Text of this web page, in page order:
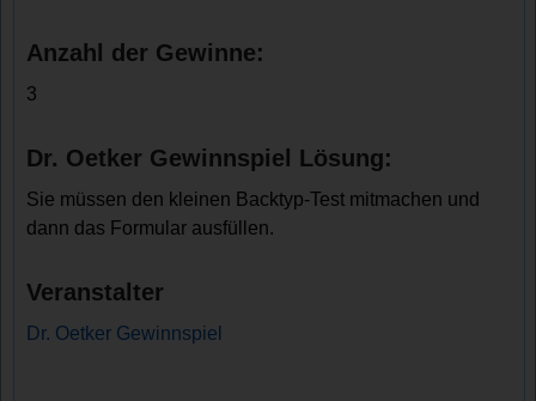
Anzahl der Gewinne:
3
Dr. Oetker Gewinnspiel Lösung:
Sie müssen den kleinen Backtyp-Test mitmachen und
dann das Formular ausfüllen.
Veranstalter
Dr. Oetker Gewinnspiel